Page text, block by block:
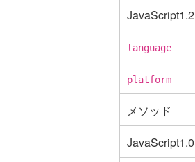
JavaScript1.2
language
platform
メソッド
JavaScript1.0